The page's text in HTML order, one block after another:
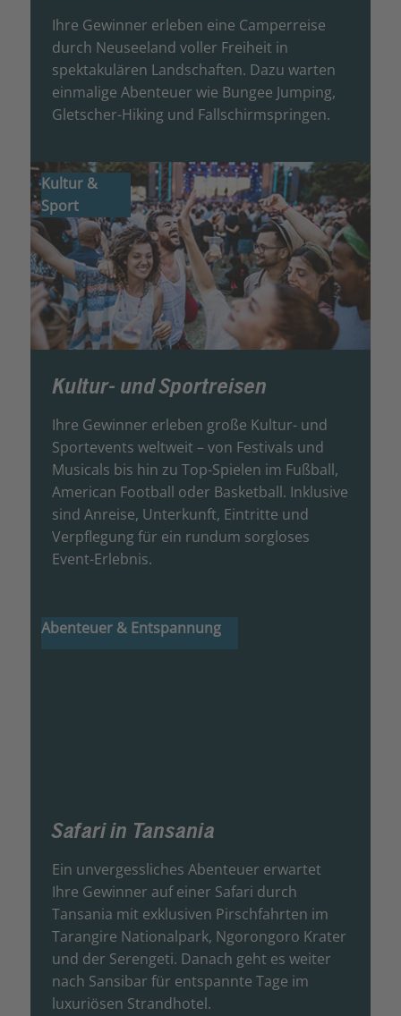
Ihre Gewinner erleben eine Camperreise
durch Neuseeland voller Freiheit in
spektakulären Landschaften. Dazu warten
einmalige Abenteuer wie Bungee Jumping,
Gletscher-Hiking und Fallschirmspringen.
Kultur &
Sport
Kultur- und Sportreisen
Ihre Gewinner erleben große Kultur- und
Sportevents weltweit – von Festivals und
Musicals bis hin zu Top-Spielen im Fußball,
American Football oder Basketball. Inklusive
sind Anreise, Unterkunft, Eintritte und
Verpflegung für ein rundum sorgloses
Event-Erlebnis.
Abenteuer & Entspannung
Safari in Tansania
Ein unvergessliches Abenteuer erwartet
Ihre Gewinner auf einer Safari durch
Tansania mit exklusiven Pirschfahrten im
Tarangire Nationalpark, Ngorongoro Krater
und der Serengeti. Danach geht es weiter
nach Sansibar für entspannte Tage im
luxuriösen Strandhotel.